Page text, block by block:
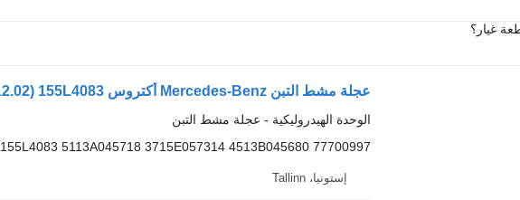
غيار؟
الوحدة الهيدروليكية - عجلة مشط التبن
155L4083 5113A045718 3715E057314 4513B045680 77700997
إستونيا، Tallinn